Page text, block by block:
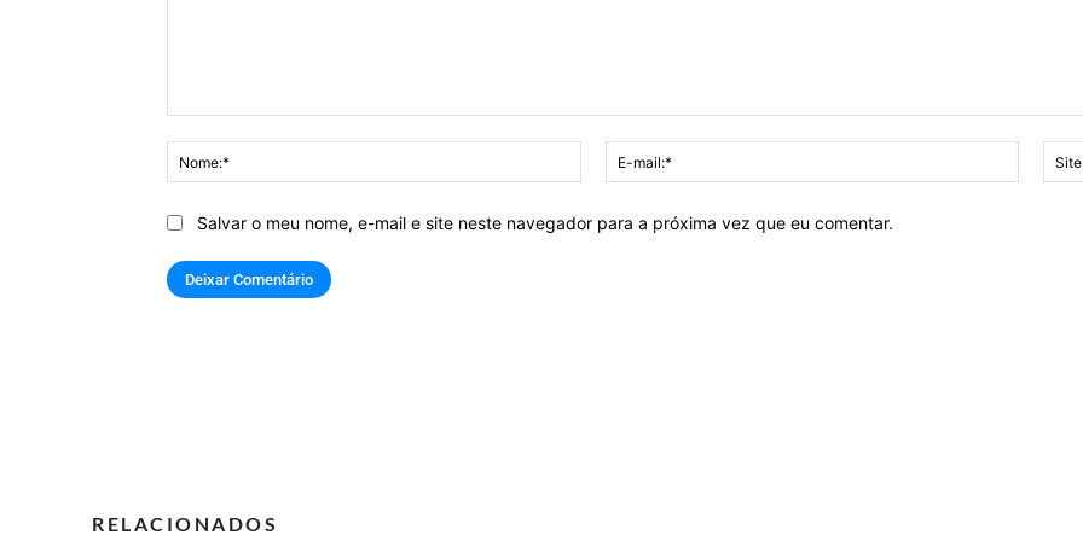
Nome:*
mail:*
Salvar o meu nome, e-mail e site neste navegador para a próxima vez que eu comentar.
RELACIONADOS